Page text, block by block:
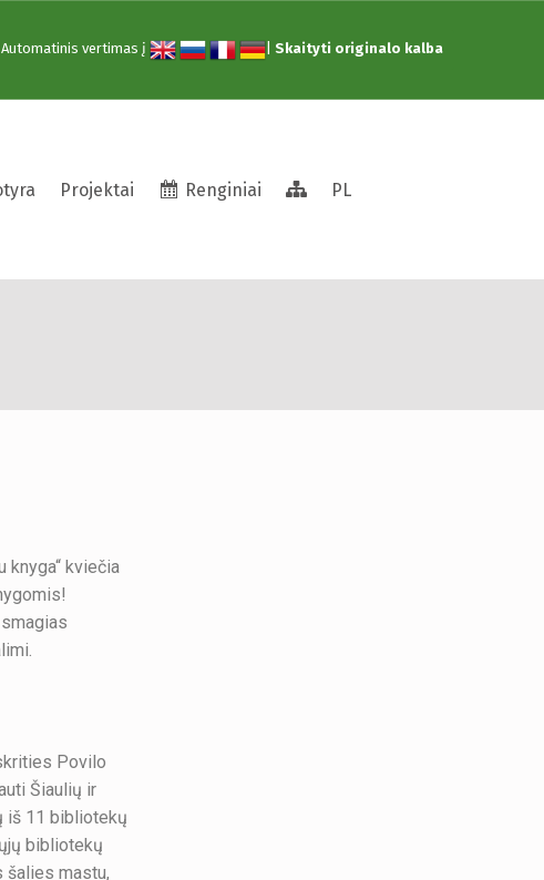
Projektai Renginiai Struktūra
PL
|Automatinis vertimas į |Skaityti originalo kalba
su knyga“ kviečia į
kviečia
Povilo
Šiaulių ir
iš 11 bibliotekų
bibliotekų
šalies mastu,